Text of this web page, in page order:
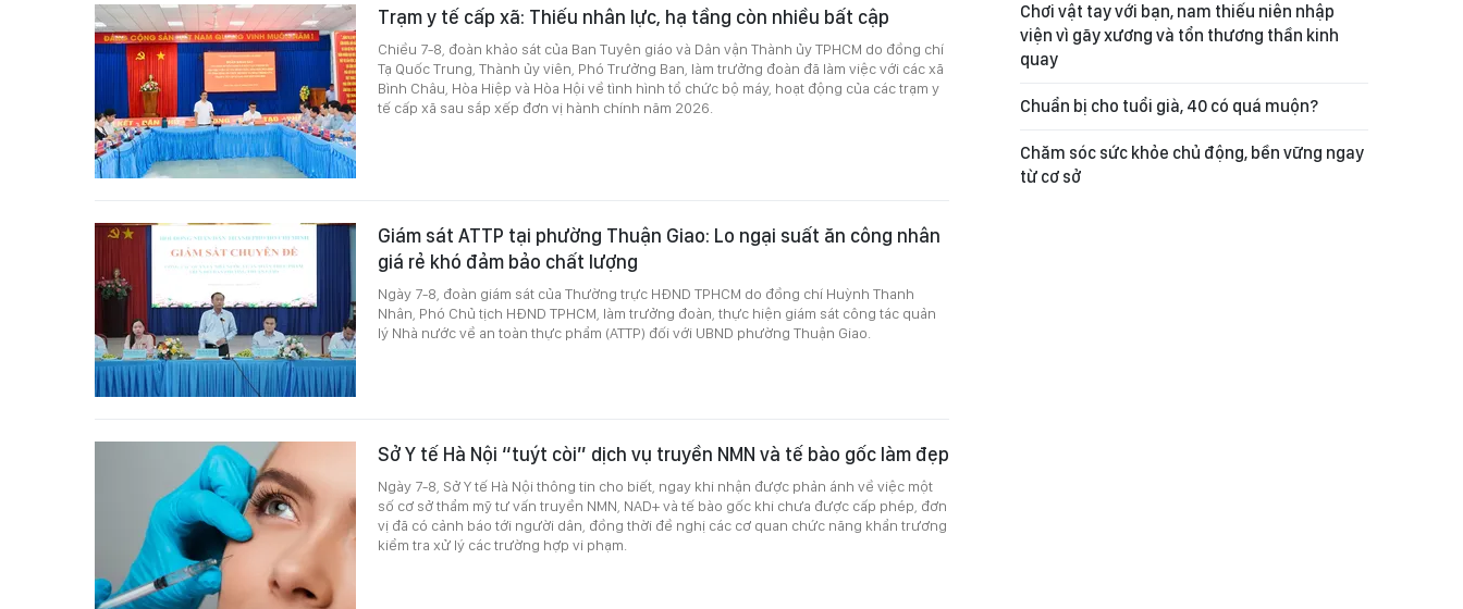
Trạm y tế cấp xã: Thiếu nhân lực, hạ tầng còn nhiều bất cập
Chiều 7-8, đoàn khảo sát của Ban Tuyên giáo và Dân vận Thành ủy TPHCM do đồng chí
Tạ Quốc Trung, Thành ủy viên, Phó Trưởng Ban, làm trưởng đoàn đã làm việc với các xã
Bình Châu, Hòa Hiệp và Hòa Hội về tình hình tổ chức bộ máy, hoạt động của các trạm y
tế cấp xã sau sắp xếp đơn vị hành chính năm 2026.
Giám sát ATTP tại phường Thuận Giao: Lo ngại suất ăn công nhân
giá rẻ khó đảm bảo chất lượng
Ngày 7-8, đoàn giám sát của Thường trực HĐND TPHCM do đồng chí Huỳnh Thanh
Nhân, Phó Chủ tịch HĐND TPHCM, làm trưởng đoàn, thực hiện giám sát công tác quản
lý Nhà nước về an toàn thực phẩm (ATTP) đối với UBND phường Thuận Giao.
Sở Y tế Hà Nội “tuýt còi” dịch vụ truyền NMN và tế bào gốc làm đẹp
Ngày 7-8, Sở Y tế Hà Nội thông tin cho biết, ngay khi nhận được phản ánh về việc một
số cơ sở thẩm mỹ tư vấn truyền NMN, NAD+ và tế bào gốc khi chưa được cấp phép, đơn
vị đã có cảnh báo tới người dân, đồng thời đề nghị các cơ quan chức năng khẩn trương
kiểm tra xử lý các trường hợp vi phạm.
Chơi vật tay với bạn, nam thiếu niên nhập
viện vì gãy xương và tổn thương thần kinh
quay
Chuẩn bị cho tuổi già, 40 có quá muộn?
Chăm sóc sức khỏe chủ động, bền vững ngay
từ cơ sở